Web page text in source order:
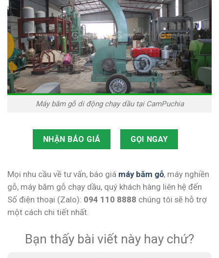
Máy băm gỗ di động chạy dầu tại CamPuchia
NHẬN BÁO GIÁ GỌI NGAY
Mọi nhu cầu về tư vấn, báo giá máy băm gỗ, máy nghiền
gỗ, máy băm gỗ chạy dầu, quý khách hàng liên hệ đến
Số điện thoại (Zalo): 094 110 8888 chúng tôi sẽ hỗ trợ
một cách chi tiết nhất.
Bạn thấy bài viết này hay chứ?